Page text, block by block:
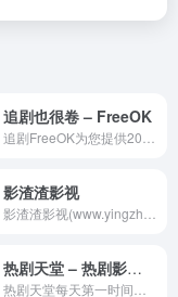
追剧也很卷 – FreeOK
影渣渣影视
热剧天堂 – 热剧影院_手机在线观看_免费高清电影_最新电影下载